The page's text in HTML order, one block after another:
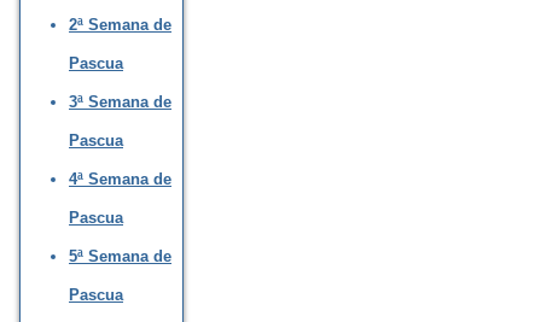
2ª Semana de
Pascua
3ª Semana de
Pascua
4ª Semana de
Pascua
5ª Semana de
Pascua